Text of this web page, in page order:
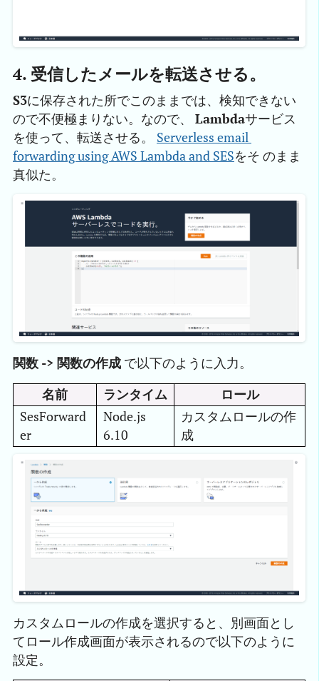
4. 受信したメールを転送させる。
S3に保存された所でこのままでは、検知できない
ので不便極まりない。なので、 Lambdaサービス
を使って、転送させる。 Serverless email
forwarding using AWS Lambda and SESをそ のまま
真似た。
関数 -> 関数の作成 で以下のように入力。
名前
ランタイム
ロール
SesForward
er
Node.js
6.10
カスタムロールの作
成
カスタムロールの作成を選択すると、別画面とし
てロール作成画面が表示されるので以下のように
設定。